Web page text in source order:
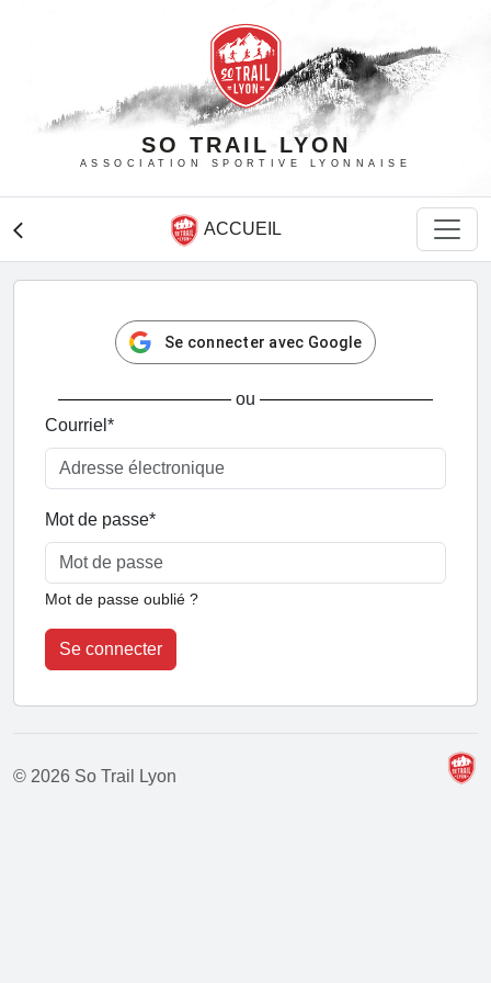
SO TRAIL LYON
ASSOCIATION SPORTIVE LYONNAISE
arrow_back_ios ACCUEIL
Se connecter avec Google
ou
Courriel *
Mot de passe*
Mot de passe oublié ?
Se connecter
© 2026 So Trail Lyon